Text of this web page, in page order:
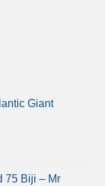
Giant
75 Biji – Mr